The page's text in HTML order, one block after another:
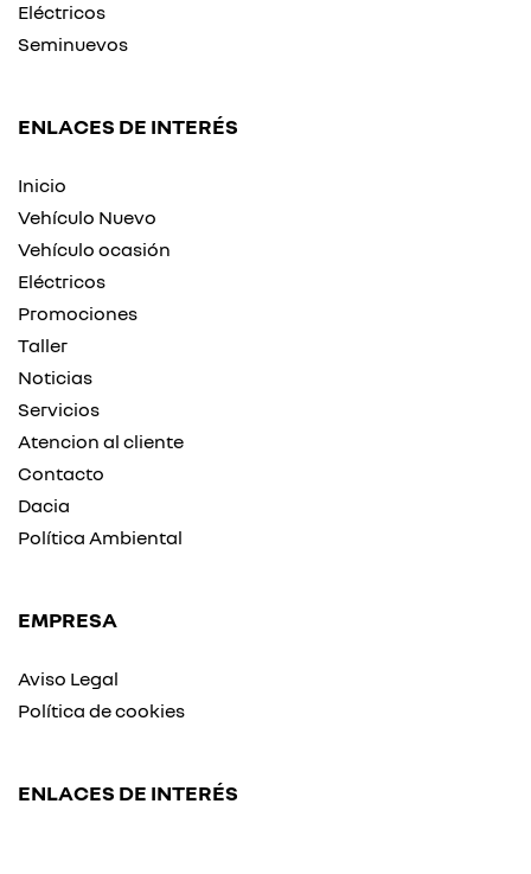
Eléctricos
Seminuevos
ENLACES DE INTERÉS
Inicio
Vehículo Nuevo
Vehículo ocasión
Eléctricos
Promociones
Taller
Noticias
Servicios
Atencion al cliente
Contacto
Dacia
Política Ambiental
EMPRESA
Aviso Legal
Política de cookies
ENLACES DE INTERÉS